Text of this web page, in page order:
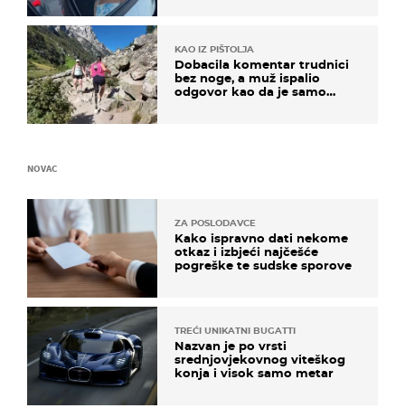
KAO IZ PIŠTOLJA
Dobacila komentar trudnici
bez noge, a muž ispalio
odgovor kao da je samo
NOVAC
ZA POSLODAVCE
Kako ispravno dati nekome
otkaz i izbjeći najčešće
pogreške te sudske sporove
TREĆI UNIKATNI BUGATTI
Nazvan je po vrsti
srednjovjekovnog viteškog
konja i visok samo metar